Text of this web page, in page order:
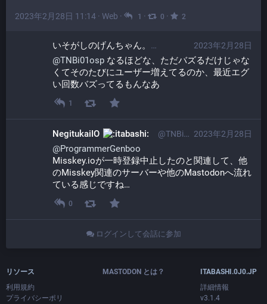
2023年2月28日 11:14 · Web · 1 · 0 · 2
2023年2月28日
いそがしのげんちゃん。​
@TNBi01osp なるほどな、ただバズるだけじゃな
くてそのたびにユーザー増えてるのか、最近エグ
い回数バズってるもんなあ
1
2023年2月28日
NegitukaiIO @TNBi01osp@itabashi.0j0.jp
@ProgrammerGenboo
Misskey.ioが一時登録中止したのと関連して、他
のMisskey関連のサーバーや他のMastodonへ流れ
ている感じですね…
0
ログインして会話に参加
リソース
利用規約
プライバシーポリ
MASTODON とは？
ITABASHI.0J0.JP
詳細情報
v3.1.4